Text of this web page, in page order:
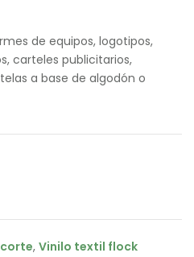
de equipos, logotipos,
carteles publicitarios,
a base de algodón o
, Vinilo textil flock